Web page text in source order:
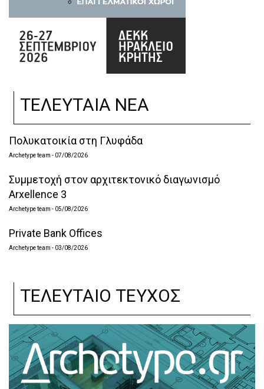
ΤΕΛΕΥΤΑΙΑ ΝΕΑ
Πολυκατοικία στη Γλυφάδα
Archetype team - 07/08/2026
Συμμετοχή στον αρχιτεκτονικό διαγωνισμό
Arxellence 3
Archetype team - 05/08/2026
Private Bank Offices
Archetype team - 03/08/2026
ΤΕΛΕΥΤΑΙΟ ΤΕΥΧΟΣ